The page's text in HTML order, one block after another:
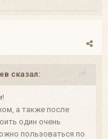
сказал:
а также после
один очень
пользоваться по